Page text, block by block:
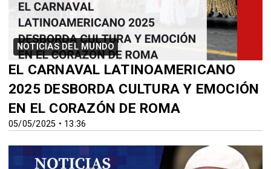
NOTICIAS DEL MUNDO
05/05/2025 • 13:36
EL CARNAVAL LATINOAMERICANO
2025 DESBORDA CULTURA Y EMOCIÓN
EN EL CORAZÓN DE ROMA